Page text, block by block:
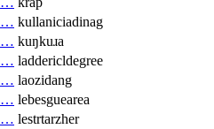
… kullaniciadinag
… kuŋkuɹa
… laddericldegree
… laozidang
… lebesguearea
… lestrtarzher